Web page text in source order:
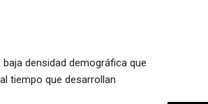
densidad demográfica que
tiempo que desarrollan